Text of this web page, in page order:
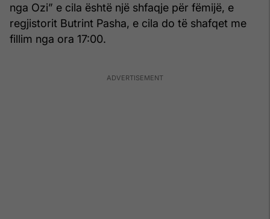
nga Ozi” e cila është një shfaqje për fëmijë, e
regjistorit Butrint Pasha, e cila do të shafqet me
fillim nga ora 17:00.